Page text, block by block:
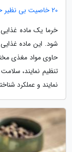
20 خاصیت بی نظیر خرما که از نظر علمی ثابت شده اند
خرما یک ماده
شود. این ماده
حاوی مواد مغذی
تنظیم نمایند،
نمایند و عملکرد